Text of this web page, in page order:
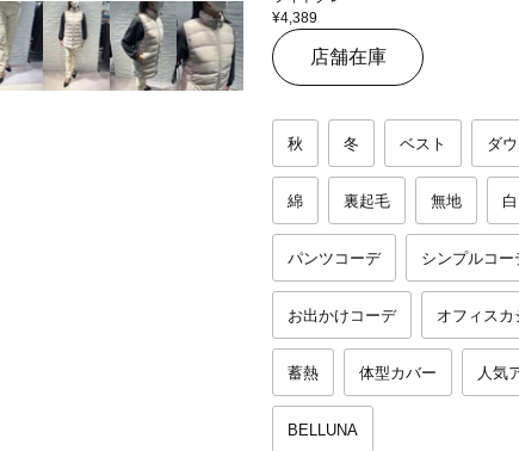
¥4,389
店舗在庫
秋 冬 ベスト ダ
綿 裏起毛 無地 白
パンツコーデ シンプルコー
お出かけコーデ オフィスカ
蓄熱 体型カバー 人気
BELLUNA